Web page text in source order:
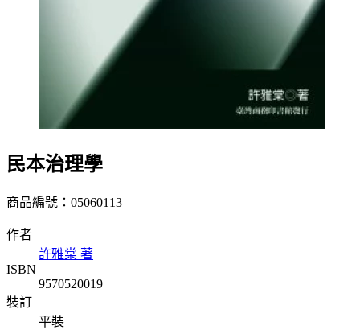
民本治理學
商品編號：05060113
作者
許雅棠 著
ISBN
9570520019
裝訂
平裝